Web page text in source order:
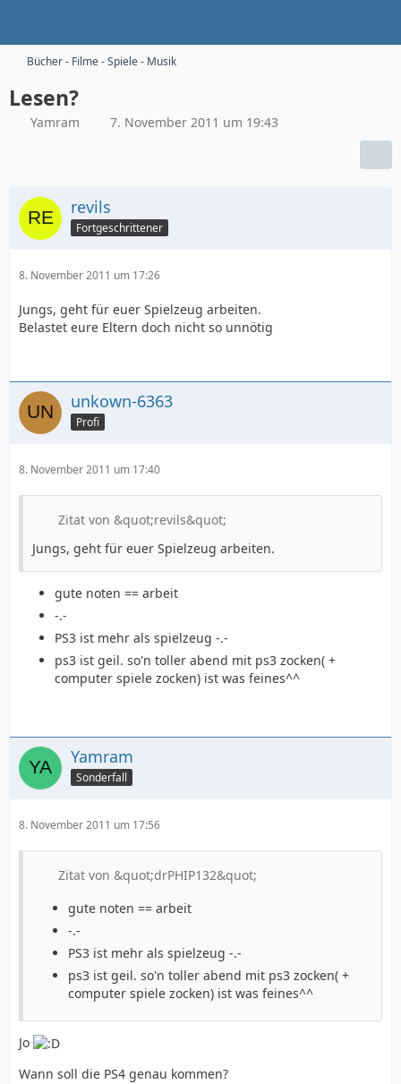
Bücher - Filme - Spiele - Musik
Lesen?
Yamram 7. November 2011 um 19:43
revils
Fortgeschrittener
8. November 2011 um 17:26
Jungs, geht für euer Spielzeug arbeiten.
Belastet eure Eltern doch nicht so unnötig
unkown-6363
Profi
8. November 2011 um 17:40
Zitat von &quot;revils&quot;
Jungs, geht für euer Spielzeug arbeiten.
gute noten == arbeit
-.-
PS3 ist mehr als spielzeug -.-
ps3 ist geil. so'n toller abend mit ps3 zocken( +
computer spiele zocken) ist was feines^^
Yamram
Sonderfall
8. November 2011 um 17:56
Zitat von &quot;drPHIP132&quot;
gute noten == arbeit
-.-
PS3 ist mehr als spielzeug -.-
ps3 ist geil. so'n toller abend mit ps3 zocken( +
computer spiele zocken) ist was feines^^
Jo
Wann soll die PS4 genau kommen?